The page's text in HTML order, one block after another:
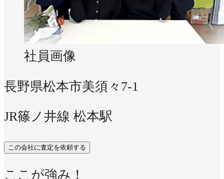
社員画像
長野県松本市美須々7-1
JR篠ノ井線 松本駅
この会社に査定を依頼する
ここが強み！